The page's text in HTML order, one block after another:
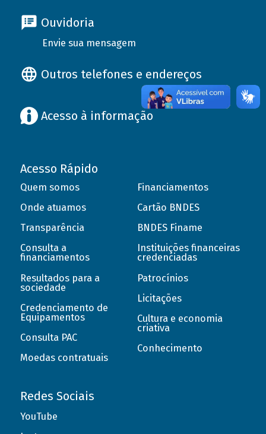
Ouvidoria
Envie sua mensagem
Outros telefones e endereços
Acesso à informação
Acesso Rápido
Quem somos
Onde atuamos
Transparência
Consulta a
financiamentos
Resultados para a
sociedade
Credenciamento de
Equipamentos
Consulta PAC
Moedas contratuais
Financiamentos
Cartão BNDES
BNDES Finame
Instituições financeiras
credenciadas
Patrocínios
Licitações
Cultura e economia
criativa
Conhecimento
Redes Sociais
YouTube